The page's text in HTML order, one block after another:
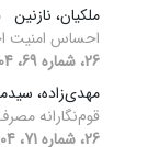
ملکیان، نازنین
احساس امنیت
26، شماره 69، 1404، صفحه 147-176]
مهدی‌زاده‌،
قوم‌نگارانه
26، شماره 71، 1404، صفحه 43-87]